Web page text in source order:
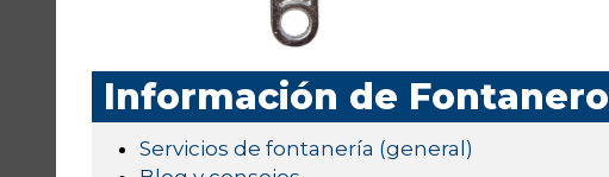
Información de
Servicios de fontanería (general)